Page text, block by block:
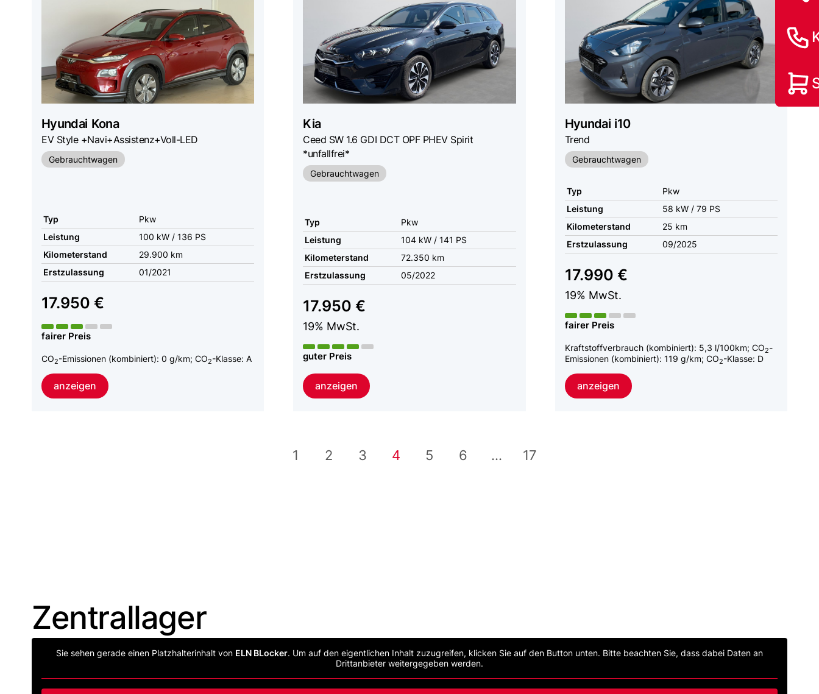
Hyundai Kona
EV Style +Navi+Assistenz+Voll-LED
Gebrauchtwagen
Typ
Pkw
Leistung
100 kW / 136 PS
Kilometerstand
29.900 km
Erstzulassung
01/2021
17.950 €
fairer Preis
CO2-Emissionen (kombiniert): 0 g/km; CO2-Klasse: A
anzeigen
Kia
Ceed SW 1.6 GDI DCT OPF PHEV Spirit
*unfallfrei*
Gebrauchtwagen
Typ
Pkw
Leistung
104 kW / 141 PS
Kilometerstand
72.350 km
Erstzulassung
05/2022
17.950 €
19% MwSt.
guter Preis
anzeigen
Hyundai i10
Trend
Gebrauchtwagen
Typ
Pkw
Leistung
58 kW / 79 PS
Kilometerstand
25 km
Erstzulassung
09/2025
17.990 €
19% MwSt.
fairer Preis
Kraftstoffverbrauch (kombiniert): 5,3 l/100km; CO2-
Emissionen (kombiniert): 119 g/km; CO2-Klasse: D
anzeigen
1 2 3 4 5 6 ... 17
Zentrallager
Sie sehen gerade einen Platzhalterinhalt von ELN BLocker. Um auf den eigentlichen Inhalt zuzugreifen, klicken Sie auf den Button unten. Bitte beachten Sie, dass dabei Daten an
Drittanbieter weitergegeben werden.